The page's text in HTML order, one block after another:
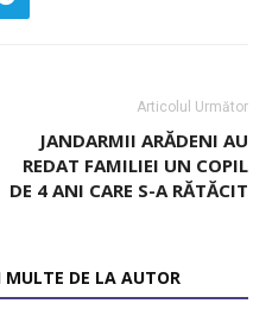
Articolul Următor
JANDARMII ARĂDENI AU
REDAT FAMILIEI UN COPIL
DE 4 ANI CARE S-A RĂTĂCIT
MULTE DE LA AUTOR